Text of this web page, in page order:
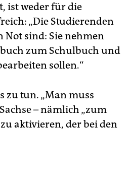
ist weder für die
„Die Studierenden
Not sind: Sie nehmen
zum Schulbuch und
sollen.“
zu tun. „Man muss
– nämlich „zum
aktivieren, der bei den